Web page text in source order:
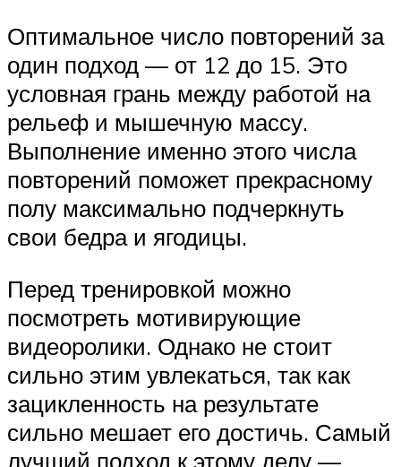
Оптимальное число повторений за
один подход — от 12 до 15. Это
условная грань между работой на
рельеф и мышечную массу.
Выполнение именно этого числа
повторений поможет прекрасному
полу максимально подчеркнуть
свои бедра и ягодицы.
Перед тренировкой можно
посмотреть мотивирующие
видеоролики. Однако не стоит
сильно этим увлекаться, так как
зацикленность на результате
сильно мешает его достичь. Самый
лучший подход к этому делу —